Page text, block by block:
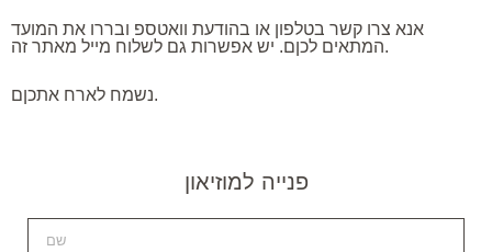
אנא צרו קשר בטלפון או בהודעת וואטספ ובררו את המועד
המתאים לכןם. יש אפשרות גם לשלוח מייל מאתר זה.
נשמח לארח אתכןם.
פנייה למוזיאון